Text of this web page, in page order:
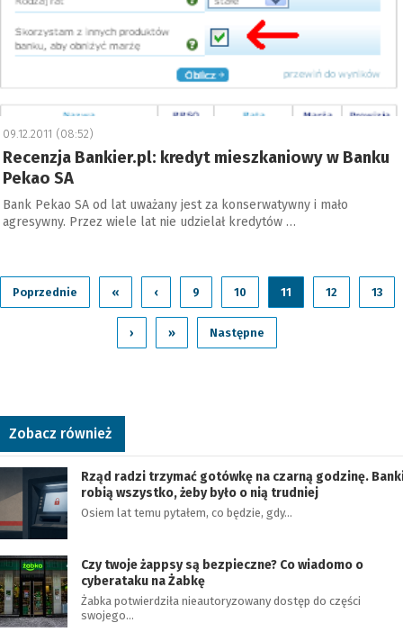
09.12.2011 (08:52)
Recenzja Bankier.pl: kredyt mieszkaniowy w Banku
Pekao SA
Bank Pekao SA od lat uważany jest za konserwatywny i mało
agresywny. Przez wiele lat nie udzielał kredytów …
Poprzednie « ‹ 9 10 11 12 13
› » Następne
Zobacz również
Rząd radzi trzymać gotówkę na czarną godzinę.
robią wszystko, żeby było o nią trudniej
Osiem lat temu pytałem, co będzie, gdy…
Czy twoje żappsy są bezpieczne? Co wiadomo o
cyberataku na Żabkę
Żabka potwierdziła nieautoryzowany dostęp do części
swojego…